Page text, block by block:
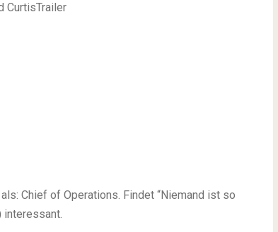
CurtisTrailer
Chief of Operations. Findet “Niemand ist so